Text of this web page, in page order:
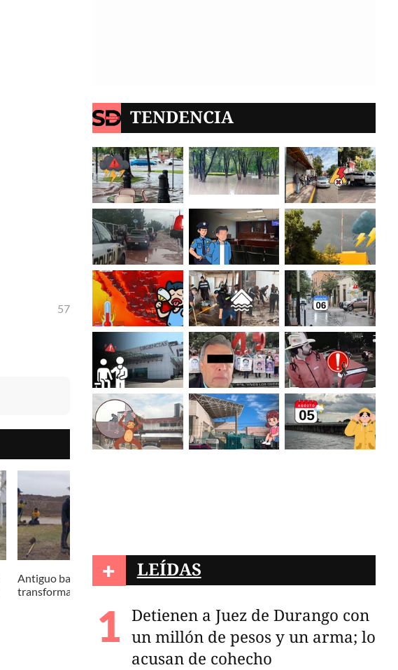
57
Antiguo basurero de Durango será
transformado en un parque
TENDENCIA
+ LEÍDAS
Detienen a Juez de Durango con
un millón de pesos y un arma; lo
acusan de cohecho